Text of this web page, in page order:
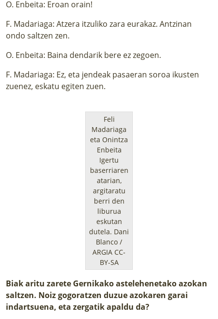
O. Enbeita: Eroan orain!
F. Madariaga: Atzera itzuliko zara eurakaz. Antzinan
ondo saltzen zen.
O. Enbeita: Baina dendarik bere ez zegoen.
F. Madariaga: Ez, eta jendeak pasaeran soroa ikusten
zuenez, eskatu egiten zuen.
Feli
Madariaga
eta Onintza
Enbeita
Igertu
baserriaren
atarian,
argitaratu
berri den
liburua
eskutan
dutela. Dani
Blanco /
ARGIA CC-
BY-SA
Biak aritu zarete Gernikako astelehenetako azokan
saltzen. Noiz gogoratzen duzue azokaren garai
indartsuena, eta zergatik apaldu da?